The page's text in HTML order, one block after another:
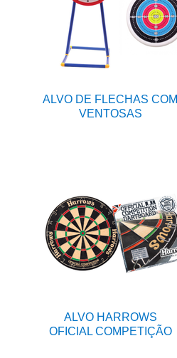
ALVO DE FLECHAS COM
VENTOSAS
ALVO HARROWS
OFICIAL COMPETIÇÃO